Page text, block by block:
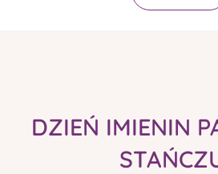
DZIEŃ IMIENIN